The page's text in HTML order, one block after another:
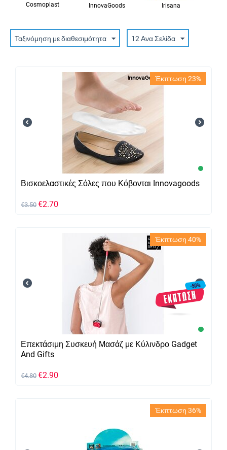
Cosmoplast InnovaGoods Irisana​
Ταξινόμηση με διαθεσιμότητα 12 Ανα Σελίδα
Έκπτωση 23%
Βισκοελαστικές Σόλες που Κόβονται Innovagoods
€3.50 €2.70
Έκπτωση 40%
Επεκτάσιμη Συσκευή Μασάζ με Κύλινδρο Gadget
And Gifts
€4.80 €2.90
Έκπτωση 36%